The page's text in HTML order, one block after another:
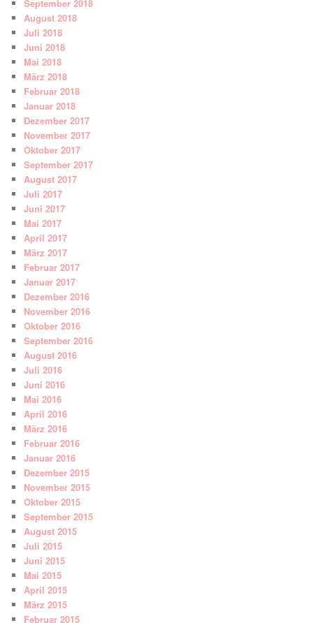
September 2018
August 2018
Juli 2018
Juni 2018
Mai 2018
März 2018
Februar 2018
Januar 2018
Dezember 2017
November 2017
Oktober 2017
September 2017
August 2017
Juli 2017
Juni 2017
Mai 2017
April 2017
März 2017
Februar 2017
Januar 2017
Dezember 2016
November 2016
Oktober 2016
September 2016
August 2016
Juli 2016
Juni 2016
Mai 2016
April 2016
März 2016
Februar 2016
Januar 2016
Dezember 2015
November 2015
Oktober 2015
September 2015
August 2015
Juli 2015
Juni 2015
Mai 2015
April 2015
März 2015
Februar 2015